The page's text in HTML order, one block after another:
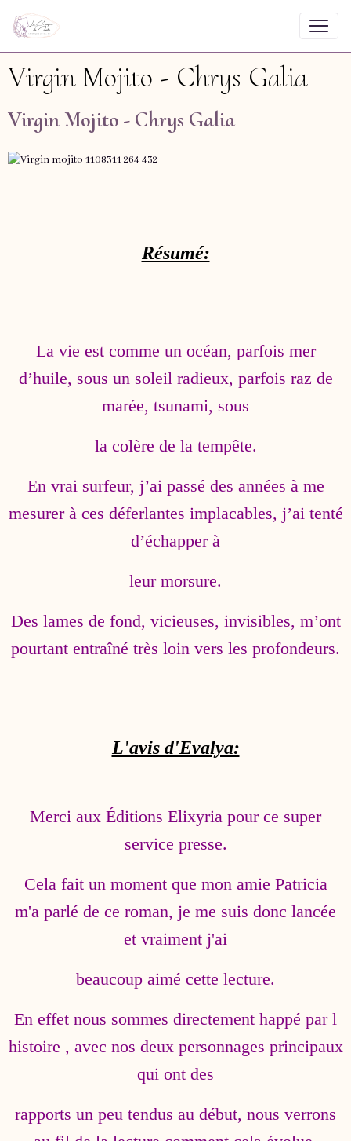
Virgin Mojito - Chrys Galia
Virgin Mojito - Chrys Galia
Résumé:
La vie est comme un océan, parfois mer
d’huile, sous un soleil radieux, parfois raz de
marée, tsunami, sous
la colère de la tempête.
En vrai surfeur, j’ai passé des années à me
mesurer à ces déferlantes implacables, j’ai tenté
d’échapper à
leur morsure.
Des lames de fond, vicieuses, invisibles, m’ont
pourtant entraîné très loin vers les profondeurs.
L'avis d'Evalya:
Merci aux Éditions Elixyria pour ce super
service presse.
Cela fait un moment que mon amie Patricia
m'a parlé de ce roman, je me suis donc lancée
et vraiment j'ai
beaucoup aimé cette lecture.
En effet nous sommes directement happé par l
histoire , avec nos deux personnages principaux
qui ont des
rapports un peu tendus au début, nous verrons